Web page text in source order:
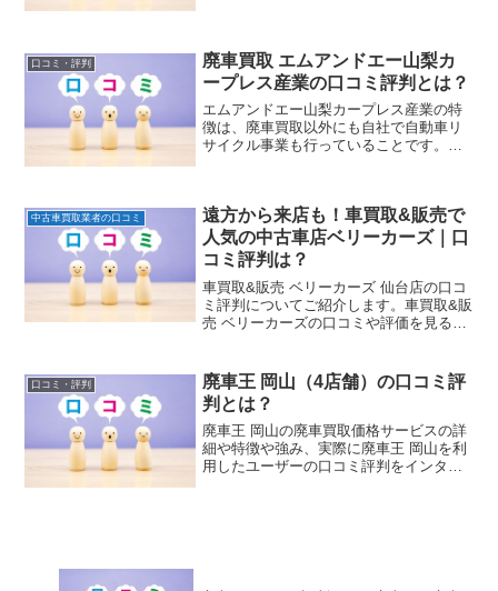
口コミ・評判
廃車買取 エムアンドエー山梨カ
ープレス産業の口コミ評判とは？
エムアンドエー山梨カープレス産業の特
徴は、廃車買取以外にも自社で自動車リ
サイクル事業も行っていることです。再
す。独自の販売経路を確保しているの
で、エムアンドエーの強みでもありま
す。
中古車買取業者の口コミ
遠方から来店も！車買取&販売で
人気の中古車店ベリーカーズ｜口
コミ評判は？
車買取&販売 ベリーカーズ 仙台店の口コ
ミ評判についてご紹介します。車買取&販
売 ベリーカーズの口コミや評価を見ると
金額をつけて買取りをしてくれた」や
「車としての価値がない車だったが社外
品パーツやメーカーオプションの価値を
含めて買取をしてくれた」など買取金額
に関する口コミが多く、他社よりも高く
買取をしています。
口コミ・評判
廃車王 岡山（4店舗）の口コミ評
判とは？
廃車王 岡山の廃車買取価格サービスの詳
細や特徴や強み、実際に廃車王 岡山を利
用したユーザーの口コミ評判をインター